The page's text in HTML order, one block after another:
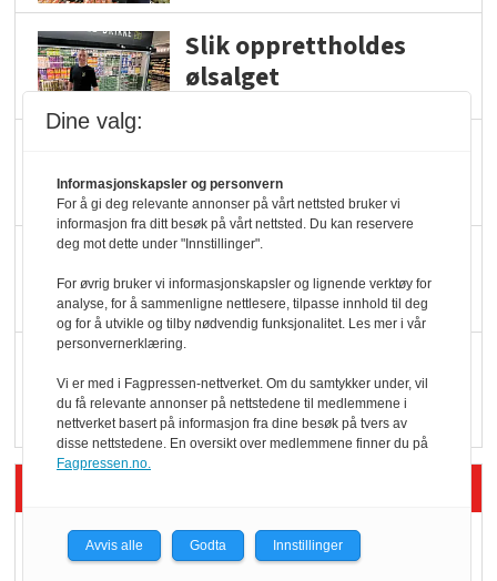
Slik opprettholdes
ølsalget
hyller
KI lager mat i butikken
Rema i 2025
Kolonihagens norske
Dine valg:
Informasjonskapsler og personvern
For å gi deg relevante annonser på vårt nettsted bruker vi
informasjon fra ditt besøk på vårt nettsted. Du kan reservere
deg mot dette under "Innstillinger".
For øvrig bruker vi informasjonskapsler og lignende verktøy for
analyse, for å sammenligne nettlesere, tilpasse innhold til deg
og for å utvikle og tilby nødvendig funksjonalitet. Les mer i vår
personvernerklæring.
Vi er med i Fagpressen-nettverket. Om du samtykker under, vil
du få relevante annonser på nettstedene til medlemmene i
nettverket basert på informasjon fra dine besøk på tvers av
disse nettstedene. En oversikt over medlemmene finner du på
Fagpressen.no.
Avvis alle Godta Innstillinger